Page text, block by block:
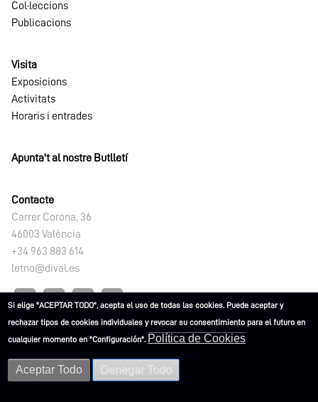
Col·leccions
Publicacions
Visita
Exposicions
Activitats
Horaris i entrades
Apunta't al nostre Butlletí
Contacte
Carrer Corona, 36
46003 València
+34 963 883 614
letno@dival.es
Advertències
Política de
Si elige "ACEPTAR TODO", acepta el uso de todas las cookies. Puede aceptar y
rechazar tipos de cookies individuales y revocar su consentimiento para el futuro en
cualquier momento en "Configuración". Política de Cookies
Aceptar Todo Denegar Todo